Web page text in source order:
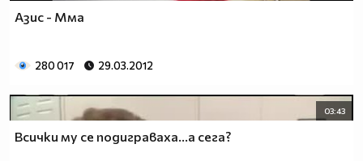
Азис - Мма
280 017 29.03.2012
03:43
Всички му се подиграваха...а сега?